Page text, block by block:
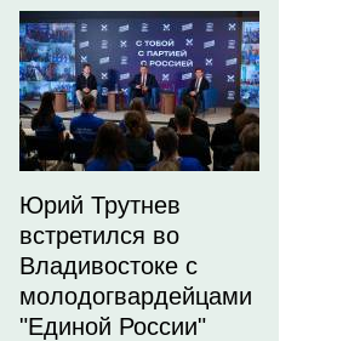
Юрий Трутнев
встретился во
Владивостоке с
молодогвардейцами
"Единой России"